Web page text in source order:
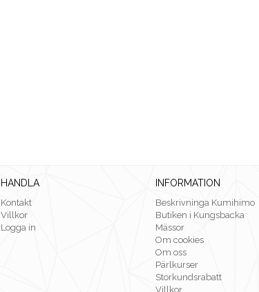
HANDLA
Kontakt
Villkor
Logga in
INFORMATION
Beskrivninga Kumihimo
Butiken i Kungsbacka
Mässor
Om cookies
Om oss
Pärlkurser
Storkundsrabatt
Villkor